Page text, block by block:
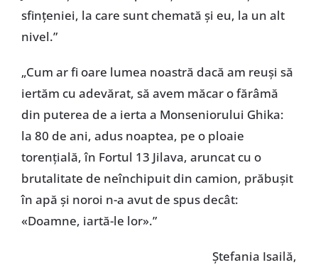
sfințeniei, la care sunt chemată și eu, la un alt
nivel.”
„Cum ar fi oare lumea noastră dacă am reuși să
iertăm cu adevărat, să avem măcar o fărâmă
din puterea de a ierta a Monseniorului Ghika:
la 80 de ani, adus noaptea, pe o ploaie
torențială, în Fortul 13 Jilava, aruncat cu o
brutalitate de neînchipuit din camion, prăbușit
în apă și noroi n-a avut de spus decât:
«Doamne, iartă-le lor».”
Ștefania Isailă,